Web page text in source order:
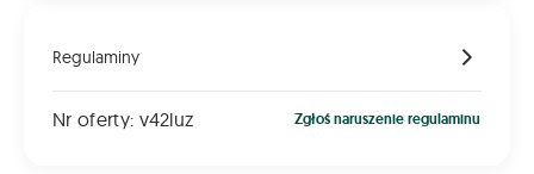
Regulaminy
Nr oferty: v42luz Zgłoś naruszenie regulaminu